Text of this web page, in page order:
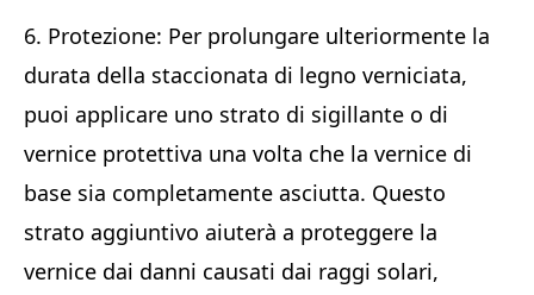
6. Protezione: Per prolungare ulteriormente la
durata della staccionata di legno verniciata,
puoi applicare uno strato di sigillante o di
vernice protettiva una volta che la vernice di
base sia completamente asciutta. Questo
strato aggiuntivo aiuterà a proteggere la
vernice dai danni causati dai raggi solari,